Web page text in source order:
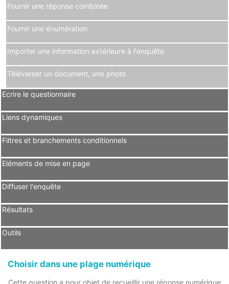
Fournir une réponse combinée
Fournir une énumération
Importer une information extérieure à l'enquête
Téléverser un document, une photo
Ecrire le questionnaire
Liens dynamiques
Filtres et branchements conditionnels
Eléments de mise en page
Diffuser l'enquête
Résultats
Outils
Choisir dans une plage numérique